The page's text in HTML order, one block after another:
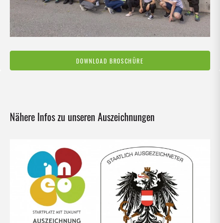
DOWNLOAD BROSCHÜRE
Nähere Infos zu unseren Auszeichnungen